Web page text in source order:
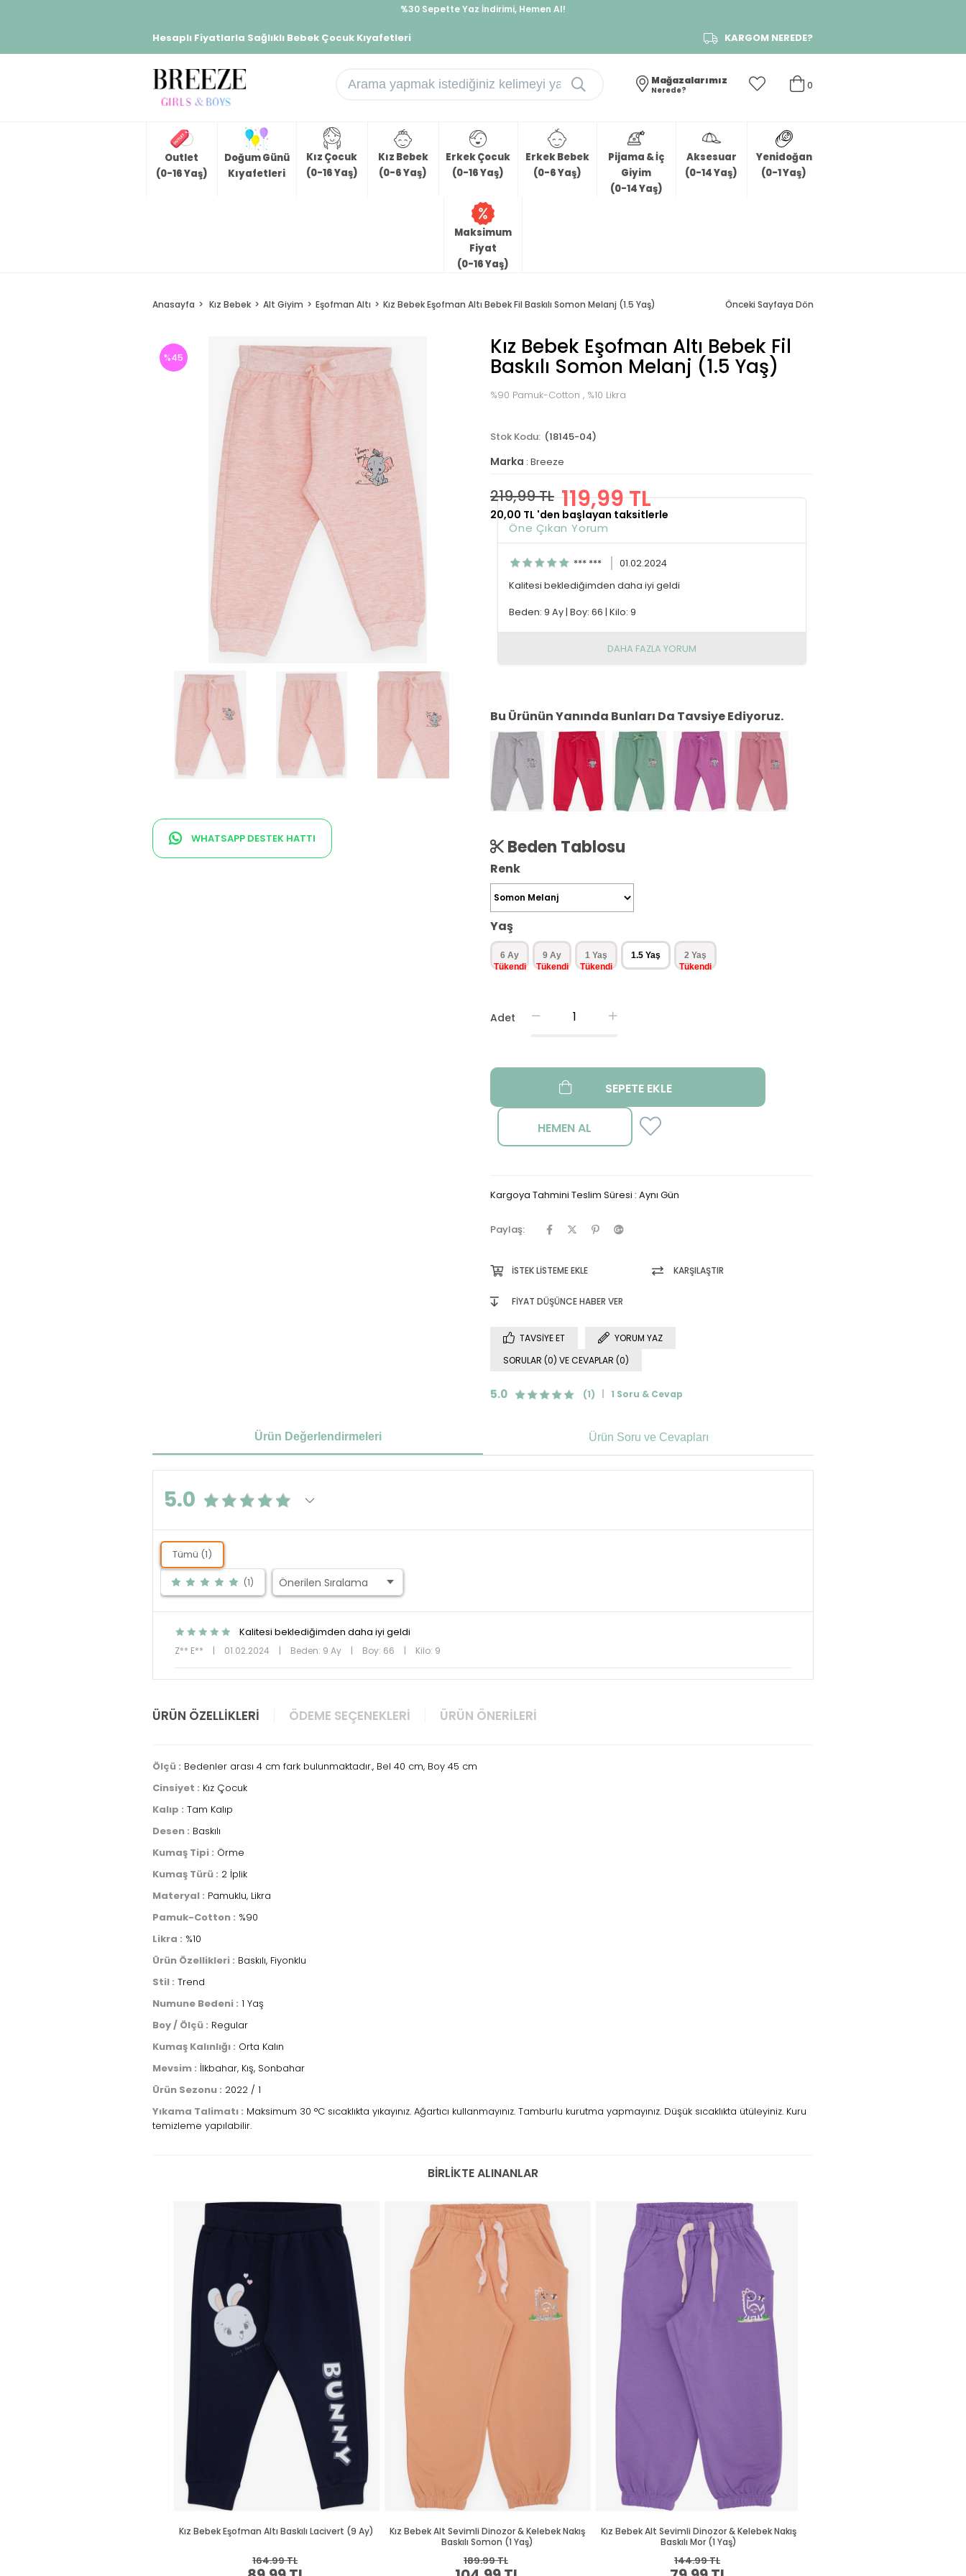
İndirimlere ek %10 İndirimi Kap, Hemen Üye Ol!
Hesaplı Fiyatlarla Sağlıklı Bebek Çocuk Kıyafetleri KARGOM NEREDE?
0
Mağazalarımız
Nerede?
Outlet
(0-16 Yaş)
Doğum Günü
Kıyafetleri
Kız Çocuk
(0-16 Yaş)
Kız Bebek
(0-6 Yaş)
Erkek Çocuk
(0-16 Yaş)
Erkek Bebek
(0-6 Yaş)
Pijama & İç
Giyim
(0-14 Yaş)
Aksesuar
(0-14 Yaş)
Yenidoğan
(0-1 Yaş)
Maksimum
Fiyat
(0-16 Yaş)
Anasayfa Kız Bebek Alt Giyim Eşofman Altı Kız Bebek Eşofman Altı Bebek Fil Baskılı Somon Melanj (1.5 Yaş) Önceki Sayfaya Dön
%45
WHATSAPP DESTEK HATTI
Kız Bebek Eşofman Altı Bebek Fil
Baskılı Somon Melanj (1.5 Yaş)
%90 Pamuk-Cotton , %10 Likra
(18145-04)
Marka : Breeze
219,99 TL 119,99 TL
20,00 TL 'den başlayan taksitlerle
Öne Çıkan Yorum
*** ***
01.02.2024
Kalitesi beklediğimden daha iyi geldi
Beden: 9 Ay | Boy: 66 | Kilo: 9
DAHA FAZLA YORUM
Bu Ürünün Yanında Bunları Da Tavsiye Ediyoruz.
Beden Tablosu
Renk
Yaş
6 Ay 9 Ay 1 Yaş 1.5 Yaş 2 Yaş
Adet
Kargoya Tahmini Teslim Süresi : Aynı Gün
Paylaş:
İSTEK LISTEME EKLE KARŞILAŞTIR
FIYAT DÜŞÜNCE HABER VER
TAVSIYE ET
YORUM YAZ
SORULAR (0) VE CEVAPLAR (0)
5.0 (1) 1 Soru & Cevap
Ürün Değerlendirmeleri Ürün Soru ve Cevapları
5.0
Tümü (1)
(1)
Kalitesi beklediğimden daha iyi geldi
Z** E**
| 01.02.2024 | Beden: 9 Ay | Boy: 66 | Kilo: 9
ÜRÜN ÖZELLIKLERI ÖDEME SEÇENEKLERI ÜRÜN ÖNERILERI
Ölçü : Bedenler arası 4 cm fark bulunmaktadır., Bel 40 cm, Boy 45 cm
Cinsiyet : Kız Çocuk
Kalıp : Tam Kalıp
Desen : Baskılı
Kumaş Tipi : Örme
Kumaş Türü : 2 İplik
Materyal : Pamuklu, Likra
Pamuk-Cotton : %90
Likra : %10
Ürün Özellikleri : Baskılı, Fiyonklu
Stil : Trend
Numune Bedeni : 1 Yaş
Boy / Ölçü : Regular
Kumaş Kalınlığı : Orta Kalın
Mevsim : İlkbahar, Kış, Sonbahar
Ürün Sezonu : 2022 / 1
Yıkama Talimatı : Maksimum 30 °C sıcaklıkta yıkayınız. Ağartıcı kullanmayınız. Tamburlu kurutma yapmayınız. Düşük sıcaklıkta ütüleyiniz. Kuru
temizleme yapılabilir.